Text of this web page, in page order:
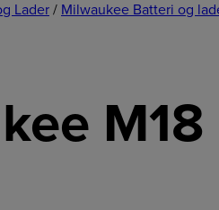
Lader / Milwaukee Batteri og